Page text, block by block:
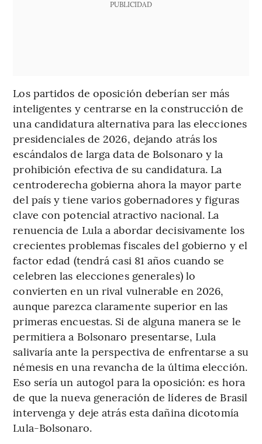
PUBLICIDAD
Los partidos de oposición deberían ser más
inteligentes y centrarse en la construcción de
una candidatura alternativa para las elecciones
presidenciales de 2026, dejando atrás los
escándalos de larga data de Bolsonaro y la
prohibición efectiva de su candidatura. La
centroderecha gobierna ahora la mayor parte
del país y tiene varios gobernadores y figuras
clave con potencial atractivo nacional. La
renuencia de Lula a abordar decisivamente los
crecientes problemas fiscales del gobierno y el
factor edad (tendrá casi 81 años cuando se
celebren las elecciones generales) lo
convierten en un rival vulnerable en 2026,
aunque parezca claramente superior en las
primeras encuestas. Si de alguna manera se le
permitiera a Bolsonaro presentarse, Lula
salivaría ante la perspectiva de enfrentarse a su
némesis en una revancha de la última elección.
Eso sería un autogol para la oposición: es hora
de que la nueva generación de líderes de Brasil
intervenga y deje atrás esta dañina dicotomía
Lula-Bolsonaro.